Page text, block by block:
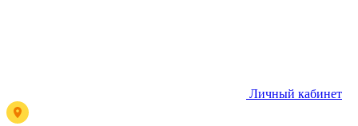
Личный кабинет